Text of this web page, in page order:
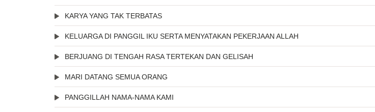
KARYA YANG TAK TERBATAS
KELUARGA DI PANGGIL IKU SERTA MENYATAKAN PEKERJAAN ALLAH
BERJUANG DI TENGAH RASA TERTEKAN DAN GELISAH
MARI DATANG SEMUA ORANG
PANGGILLAH NAMA-NAMA KAMI